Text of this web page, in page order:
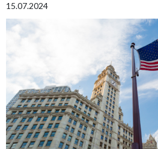
15.07.2024